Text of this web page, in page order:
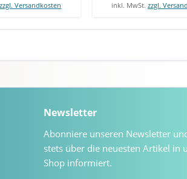
zzgl. Versandkosten inkl. MwSt. zzgl.
Newsletter
Abonniere unseren Newsletter
stets über die neuesten Artikel in
Shop informiert.